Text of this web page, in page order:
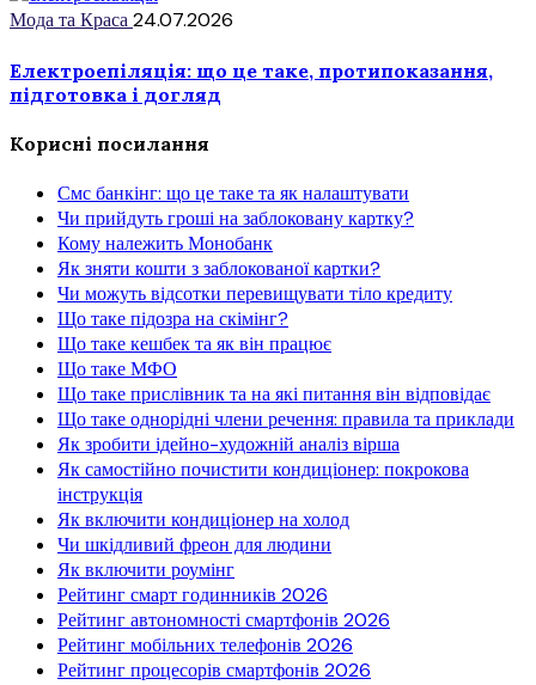
Мода та Краса24.07.2026
Електроепіляція: що це таке, протипоказання,
підготовка і догляд
Корисні посилання
Смс банкінг: що це таке та як налаштувати
Чи прийдуть гроші на заблоковану картку?
Кому належить Монобанк
Як зняти кошти з заблокованої картки?
Чи можуть відсотки перевищувати тіло кредиту
Що таке підозра на скімінг?
Що таке кешбек та як він працює
Що таке МФО
Що таке прислівник та на які питання він відповідає
Що таке однорідні члени речення: правила та приклади
Як зробити ідейно-художній аналіз вірша
Як самостійно почистити кондиціонер: покрокова
інструкція
Як включити кондиціонер на холод
Чи шкідливий фреон для людини
Як включити роумінг
Рейтинг смарт годинників 2026
Рейтинг автономності смартфонів 2026
Рейтинг мобільних телефонів 2026
Рейтинг процесорів смартфонів 2026